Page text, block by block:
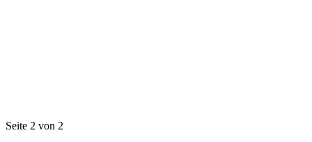
Seite 2 von 2